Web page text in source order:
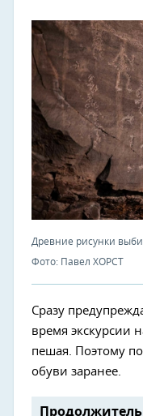
Древние рисунки
Фото: Павел ХОРСТ
Сразу
время экскурсии
пешая. Поэтому
обуви заранее.